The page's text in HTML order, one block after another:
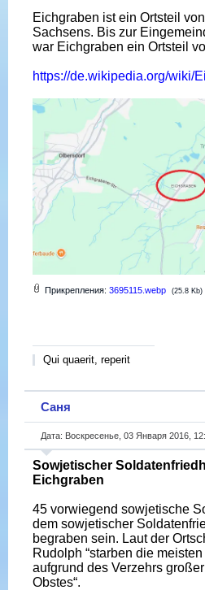
Eichgraben ist ein Ortsteil
Sachsens. Bis zur
war Eichgraben ein Ortsteil
https://de.wikipedia.org/wiki/
Прикрепления: 3695115.webp (25.8 Kb)
Qui quaerit, reperit
Саня
Дата: Воскресенье, 03 Января 2016,
Sowjetischer
Eichgraben
45 vorwiegend sowjetische
dem sowjetischer
begraben sein. Laut der
Rudolph “starben die
aufgrund des Verzehrs
Obstes“.